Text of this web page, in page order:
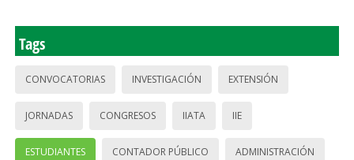
Tags
CONVOCATORIAS INVESTIGACIÓN EXTENSIÓN
JORNADAS CONGRESOS IIATA IIE
ESTUDIANTES CONTADOR PÚBLICO ADMINISTRACIÓN